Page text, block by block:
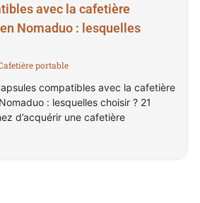
avec la cafetière
Nomaduo : lesquelles
portable
compatibles avec la cafetière
: lesquelles choisir ? 21
d’acquérir une cafetière